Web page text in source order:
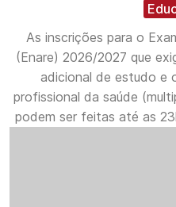
As inscrições para o
(Enare) 2026/2027 que
adicional de estudo e
profissional da saúde
podem ser feitas até as